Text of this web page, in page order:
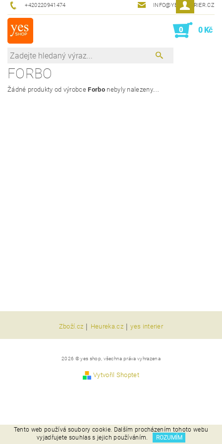
+420220941474 INFO@YESINTERIER.CZ
0 0 Kč
FORBO
Žádné produkty od výrobceForbonebyly nalezeny....
Zboží.cz | Heureka.cz | yes interier
2026 © yes shop, všechna práva vyhrazena
Vytvořil Shoptet
Tento web používá soubory cookie. Dalším procházením tohoto webu
vyjadřujete souhlas s jejich používáním.
ROZUMÍM